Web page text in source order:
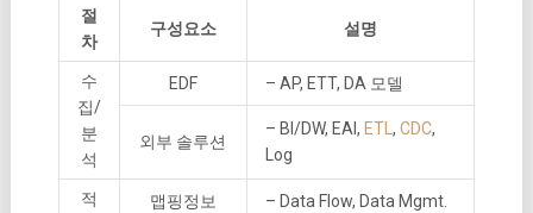
절
차
구성요소 설명
수
집/
분
석
EDF – AP, ETT, DA 모델
외부 솔루션
– BI/DW, EAI, ETL , CDC,
Log
적
맵핑정보 – Data Flow, Data Mgmt.